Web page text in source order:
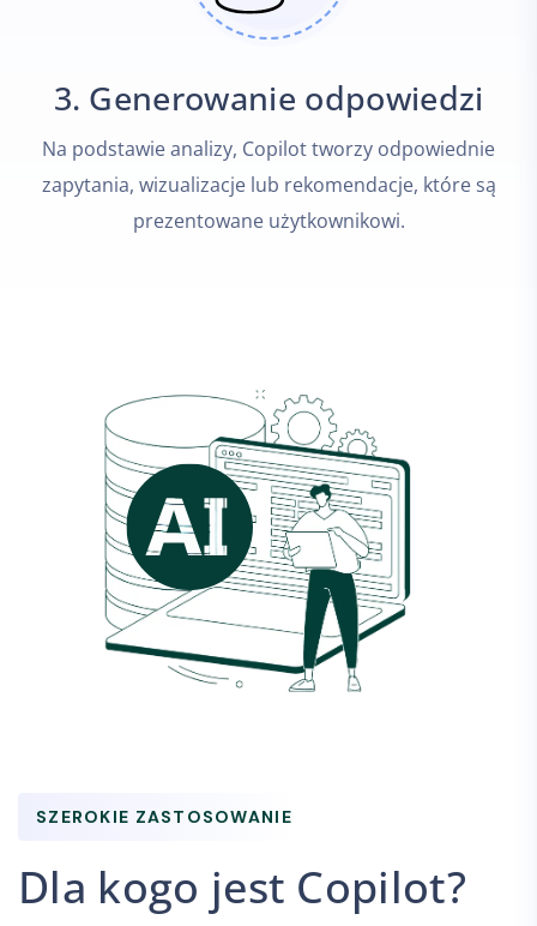
3. Generowanie odpowiedzi
Na podstawie analizy, Copilot tworzy odpowiednie
zapytania, wizualizacje lub rekomendacje, które są
prezentowane użytkownikowi.
SZEROKIE ZASTOSOWANIE
Dla kogo jest Copilot?